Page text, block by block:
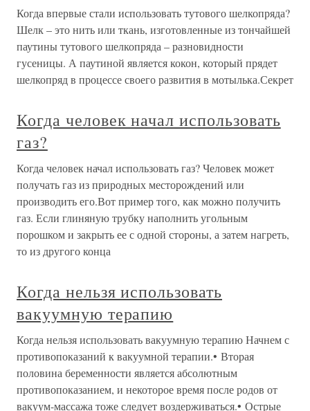
Когда впервые стали использовать тутового шелкопряда?
Шелк – это нить или ткань, изготовленные из тончайшей
паутины тутового шелкопряда – разновидности
гусеницы. А паутиной является кокон, который прядет
шелкопряд в процессе своего развития в мотылька.Секрет
Когда человек начал использовать
газ?
Когда человек начал использовать газ? Человек может
получать газ из природных месторождений или
производить его.Вот пример того, как можно получить
газ. Если глиняную трубку наполнить угольным
порошком и закрыть ее с одной стороны, а затем нагреть,
то из другого конца
Когда нельзя использовать
вакуумную терапию
Когда нельзя использовать вакуумную терапию Начнем с
противопоказаний к вакуумной терапии.• Вторая
половина беременности является абсолютным
противопоказанием, и некоторое время после родов от
вакуум-массажа тоже следует воздерживаться.• Острые